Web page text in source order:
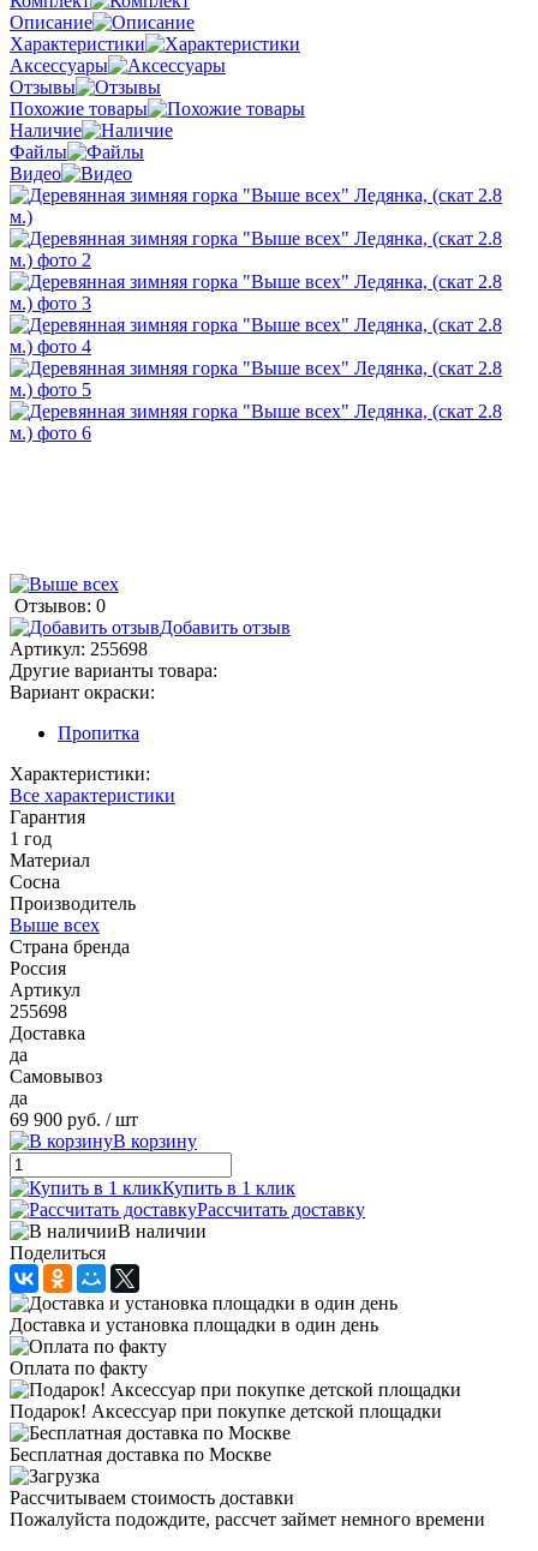
Описание
Характеристики
Аксессуары
Отзывы
Похожие товары
Наличие
Файлы
Видео
Отзывов: 0
Добавить отзыв
Артикул: 255698
Другие варианты товара:
Вариант окраски:
Пропитка
Характеристики:
Все характеристики
Гарантия
1 год
Материал
Сосна
Производитель
Выше всех
Страна бренда
Россия
Артикул
255698
Доставка
да
Самовывоз
да
69 900 руб. / шт
В корзину
Купить в 1 клик
Рассчитать доставку
В наличии
Поделиться
Доставка и установка площадки в один день
Оплата по факту
Подарок! Аксессуар при покупке детской площадки
Бесплатная доставка по Москве
Рассчитываем стоимость доставки
Пожалуйста подождите, рассчет займет немного времени